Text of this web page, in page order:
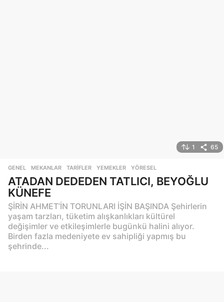
1 65
GENEL ,MEKANLAR ,TARIFLER ,YEMEKLER ,YÖRESEL
ATADAN DEDEDEN TATLICI, BEYOĞLU
KÜNEFE
ŞİRİN AHMET’İN TORUNLARI İŞİN BAŞINDA Şehirlerin
yaşam tarzları, tüketim alışkanlıkları kültürel
değişimler ve etkileşimlerle bugünkü halini alıyor.
Birden fazla medeniyete ev sahipliği yapmış bu
şehrinde...